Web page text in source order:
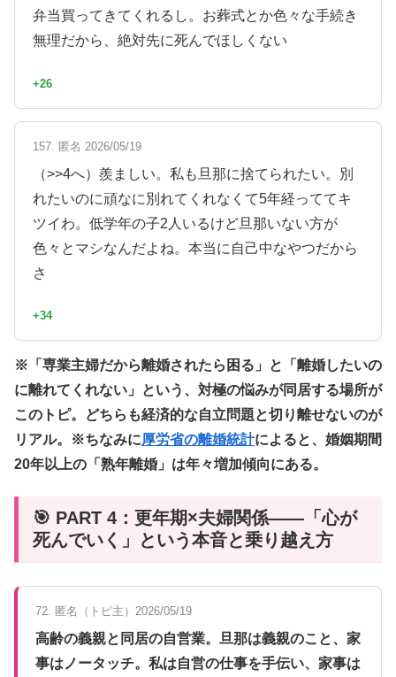
弁当買ってきてくれるし。お葬式とか色々な手続き
無理だから、絶対先に死んでほしくない
+26
157. 匿名 2026/05/19
（>>4へ）羨ましい。私も旦那に捨てられたい。別
れたいのに頑なに別れてくれなくて5年経っててキ
ツイわ。低学年の子2人いるけど旦那いない方が
色々とマシなんだよね。本当に自己中なやつだから
さ
+34
※「専業主婦だから離婚されたら困る」と「離婚したいの
に離れてくれない」という、対極の悩みが同居する場所が
このトピ。どちらも経済的な自立問題と切り離せないのが
リアル。※ちなみに厚労省の離婚統計によると、婚姻期間
20年以上の「熟年離婚」は年々増加傾向にある。
🎯 PART 4：更年期×夫婦関係——「心が
死んでいく」という本音と乗り越え方
72. 匿名（トピ主）2026/05/19
高齢の義親と同居の自営業。旦那は義親のこと、家
事はノータッチ。私は自営の仕事を手伝い、家事は